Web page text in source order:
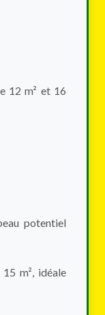
12 m² et 16
potentiel
m², idéale